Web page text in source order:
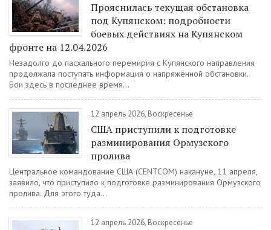
Прояснилась текущая обстановка
под Купянском: подробности
боевых действиях на Купянском
фронте на 12.04.2026
Незадолго до пасхального перемирия с Купянского направления
продолжала поступать информация о напряжённой обстановки.
Бои здесь в последнее время...
12 апрель 2026, Воскресенье
США приступили к подготовке
разминирования Ормузского
пролива
Центральное командование США (CENTCOM) накануне, 11 апреля,
заявило, что приступило к подготовке разминирования Ормузского
пролива. Для этого туда...
12 апрель 2026, Воскресенье